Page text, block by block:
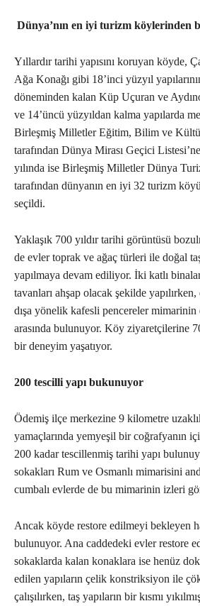
Dünya’nın en iyi turizm köylerinden
Yıllardır tarihi yapısını koruyan köyde,
Ağa Konağı gibi 18’inci yüzyıl
döneminden kalan Küp Uçuran ve
ve 14’üncü yüzyıldan kalma yapılarda
Birleşmiş Milletler Eğitim, Bilim ve
tarafından Dünya Mirası Geçici
yılında ise Birleşmiş Milletler Dünya
tarafından dünyanın en iyi 32 turizm
seçildi.
Yaklaşık 700 yıldır tarihi görüntüsü
de evler toprak ve ağaç türleri ile doğal
yapılmaya devam ediliyor. İki katlı
tavanları ahşap olacak şekilde
dışa yönelik kafesli pencereler
arasında bulunuyor. Köy ziyaretçilerine
bir deneyim yaşatıyor.
200 tescilli yapı bukunuyor
Ödemiş ilçe merkezine 9 kilometre
yamaçlarında yemyeşil bir coğrafyanın
200 kadar tescillenmiş tarihi yapı
sokakları Rum ve Osmanlı mimarisini
cumbalı evlerde de bu mimarinin izleri
Ancak köyde restore edilmeyi bekleyen
bulunuyor. Ana caddedeki evler restore
sokaklarda kalan konaklara ise henüz
edilen yapıların çelik konstriksiyon ile
çalışılırken, taş yapıların bir kısmı